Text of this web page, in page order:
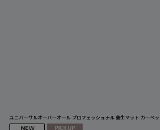
ユニバーサルオーバーオール プロフェッショナル 養生マット カー